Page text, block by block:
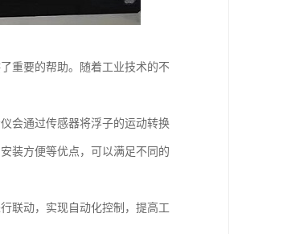
重要的帮助。随着工业技术的不
会通过传感器将浮子的运动转换
装方便等优点，可以满足不同的
联动，实现自动化控制，提高工